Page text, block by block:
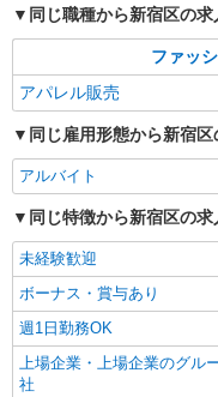
線「西
「新宿
キープ
アルバイト パート
LOUNIE（ルーニィ）新宿
アパレ
丁目 サ
線)B11
分) ■
キープ
正社員
LILLIAN CARAT(リリアン
同じ職種から新宿区の
ファッ
アパレル販売
同じ雇用形態から新宿
アルバイト
同じ特徴から新宿区の
未経験歓迎
ボーナス・賞与あり
週1日勤務OK
上場企業・上場企業のグル
社